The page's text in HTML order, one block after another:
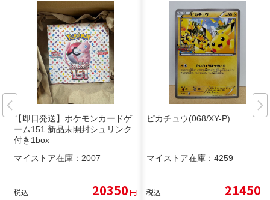
【即日発送】ポケモンカードゲ
ーム151 新品未開封シュリンク
付き1box
マイストア在庫： 2007
税込 20350円
ピカチュウ(068/XY-P)
マイストア在庫： 4259
税込 21450